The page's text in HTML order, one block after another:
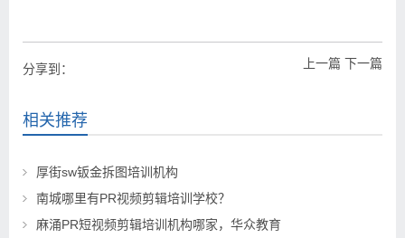
上一篇 下一篇
分享到：
相关推荐
厚街sw钣金拆图培训机构
南城哪里有PR视频剪辑培训学校？
麻涌PR短视频剪辑培训机构哪家，华众教育